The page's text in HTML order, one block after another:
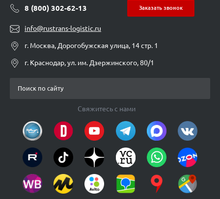
8 (800) 302-62-13 Заказать звонок
info@rustrans-logistic.ru
г. Москва, Дорогобужская улица, 14 стр. 1
г. Краснодар, ул. им. Дзержинского, 80/1
Свяжитесь с нами